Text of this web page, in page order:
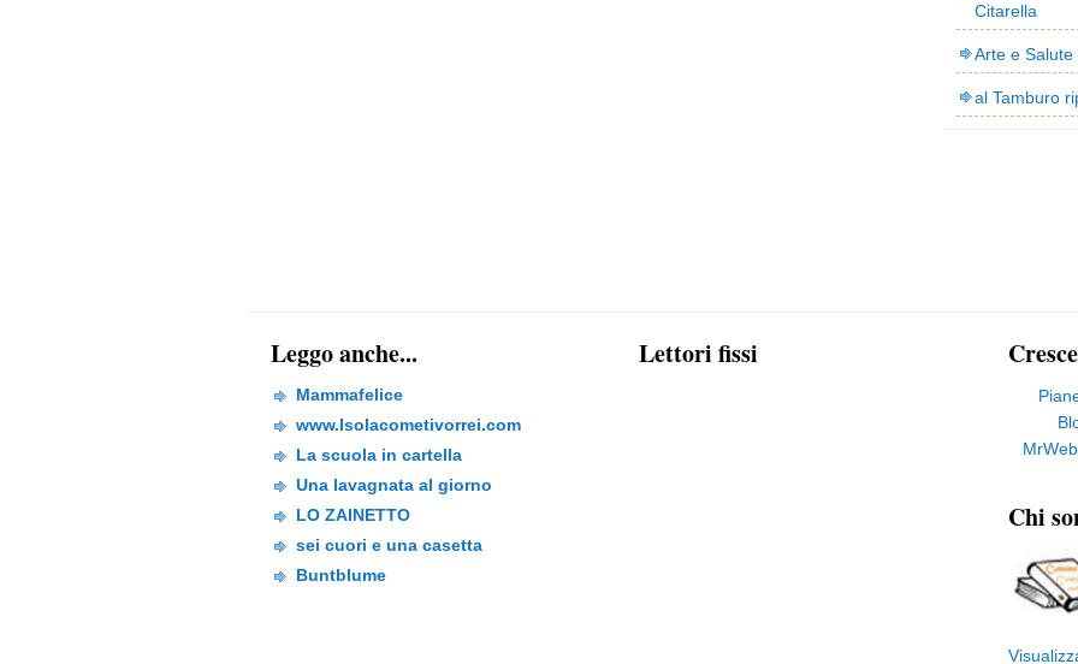
Citarella
Arte e Salute
al Tamburo
Leggo anche...
Mammafelice
www.Isolacometivorrei.com
La scuola in cartella
Una lavagnata al giorno
LO ZAINETTO
sei cuori e una casetta
Buntblume
Lettori fissi
Chi